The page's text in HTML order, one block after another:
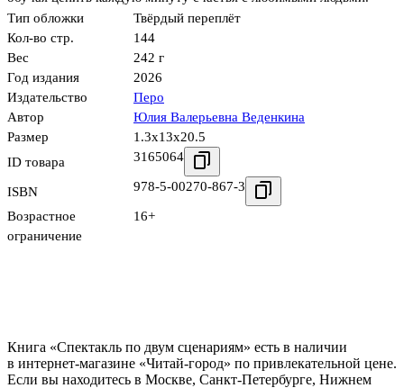
Тип обложки
Твёрдый переплёт
Кол-во стр.
144
Вес
242 г
Год издания
2026
Издательство
Перо
Автор
Юлия Валерьевна Веденкина
Размер
1.3x13x20.5
ID товара
3165064
ISBN 978-5-00270-867-3
Возрастное
ограничение
16+
Книга «Спектакль по двум сценариям» есть в наличии
в интернет-магазине «Читай-город» по привлекательной цене.
Если вы находитесь в Москве, Санкт-Петербурге, Нижнем